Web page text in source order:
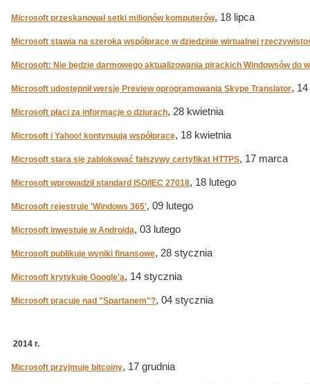
Microsoft przeskanował setki milionów komputerów, 18 lipca
Microsoft stawia na szeroką współpracę w dziedzinie wirtualnej
Microsoft: Nie będzie darmowego aktualizowania pirackich Windowsów do
Microsoft udostępnił wersję Preview oprogramowania Skype Translator,
Microsoft płaci za informacje o dziurach, 28 kwietnia
Microsoft i Yahoo! kontynuują współpracę, 18 kwietnia
Microsoft stara się zablokować fałszywy certyfikat HTTPS, 17 marca
Microsoft wprowadził standard ISO/IEC 27018, 18 lutego
Microsoft rejestruje 'Windows 365', 09 lutego
Microsoft inwestuje w Androida, 03 lutego
Microsoft publikuje wyniki finansowe, 28 stycznia
Microsoft krytykuje Google'a, 14 stycznia
Microsoft pracuje nad "Spartanem"?, 04 stycznia
2014 r.
Microsoft przyjmuje bitcoiny, 17 grudnia